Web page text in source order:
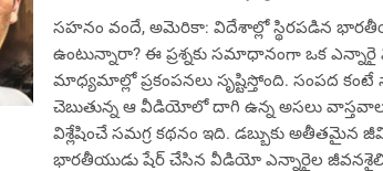
సహనం వందే, అమెరికా: విదేశాల్లో స్థిరపడిన
ఉంటున్నారా? ఈ ప్రశ్నకు సమాధానంగా ఒక
మాధ్యమాల్లో ప్రకంపనలు సృష్టిస్తోంది. సంపద
చెబుతున్న ఆ వీడియోలో దాగి ఉన్న అసలు
విశ్లేషించే సమగ్ర కథనం ఇది. డబ్బుకు అతీతమైన
భారతీయుడు షేర్ చేసిన వీడియో ఎన్నారైల జీవనశైలిపై